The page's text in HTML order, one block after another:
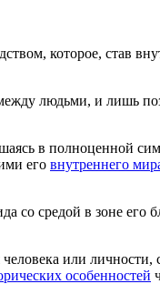
которое, став
людьми, и лишь
в полноценной
его внутреннего
со средой в зоне его
человека или
особенностей